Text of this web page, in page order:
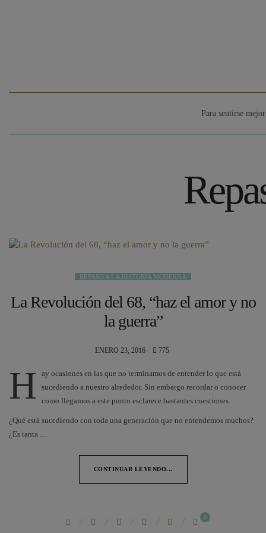
Para sentirse mejor
REPASO A LA HISTORIA MODERNA
La Revolución del 68, “haz el amor y no
la guerra”
POSTED
ENERO 23, 2016 775
H
ay ocasiones en las que no terminamos de entender lo que está
sucediendo a nuestro alrededor. Sin embargo recordar o conocer
como llegamos a este punto esclarece bastantes cuestiones.
¿Qué está sucediendo con toda una generación que no entendemos muchos?
¿Es tanta …
CONTINUAR LEYENDO...
0